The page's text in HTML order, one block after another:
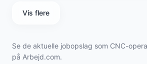
Vis flere
Se de aktuelle jobopslag som CNC-
på Arbejd.com.